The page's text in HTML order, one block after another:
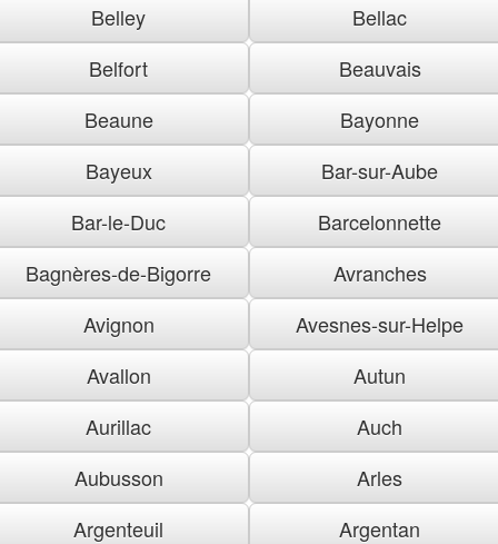
Belley
Bellac
Belfort
Beauvais
Beaune
Bayonne
Bayeux
Bar-sur-Aube
Bar-le-Duc
Barcelonnette
Bagnères-de-Bigorre
Avranches
Avignon
Avesnes-sur-Helpe
Avallon
Autun
Aurillac
Auch
Aubusson
Arles
Argenteuil
Argentan